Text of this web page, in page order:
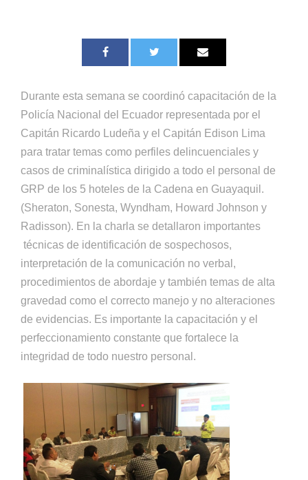
Durante esta semana se coordinó capacitación de la
Policía Nacional del Ecuador representada por el
Capitán Ricardo Ludeña y el Capitán Edison Lima
para tratar temas como perfiles delincuenciales y
casos de criminalística dirigido a todo el personal de
GRP de los 5 hoteles de la Cadena en Guayaquil.
(Sheraton, Sonesta, Wyndham, Howard Johnson y
Radisson). En la charla se detallaron importantes
técnicas de identificación de sospechosos,
interpretación de la comunicación no verbal,
procedimientos de abordaje y también temas de alta
gravedad como el correcto manejo y no alteraciones
de evidencias. Es importante la capacitación y el
perfeccionamiento constante que fortalece la
integridad de todo nuestro personal.